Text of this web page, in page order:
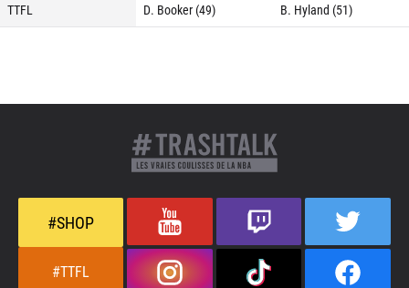
TTFL
D. Booker (49) B. Hyland (51)
#SHOP
#TTFL